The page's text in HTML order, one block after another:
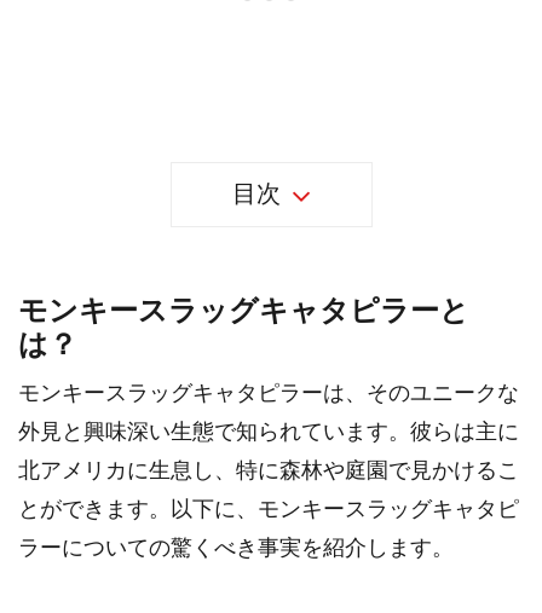
目次
モンキースラッグキャタピラーと
は？
モンキースラッグキャタピラーは、そのユニークな
外見と興味深い生態で知られています。彼らは主に
北アメリカに生息し、特に森林や庭園で見かけるこ
とができます。以下に、モンキースラッグキャタピ
ラーについての驚くべき事実を紹介します。